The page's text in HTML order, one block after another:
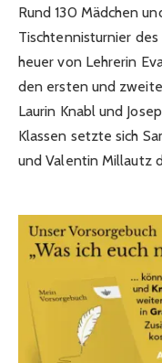
Rund 130 Mädchen
Tischtennisturnier
heuer von Lehrerin
den ersten und
Laurin Knabl und
Klassen setzte sich
und Valentin Millautz